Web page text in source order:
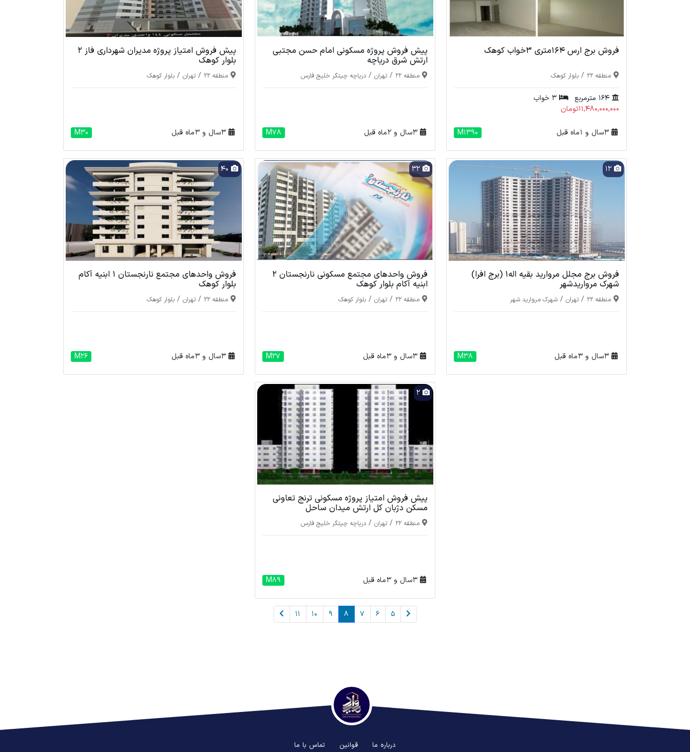
فروش برج ارس 164متری 3خواب کوهک
منطقه 22 / بلوار کوهک
11,480,000,000تومان
3 سال و 1 ماه قبل M1390
پیش فروش پروژه مسکونی امام حسن مجتبی
ارتش شرق دریاچه
منطقه 22 / تهران / دریاچه چیتگر خلیج فارس
3 سال و 2 ماه قبل M78
پیش فروش امتیاز پروژه مدیران شهرداری فاز 2
بلوار کوهک
منطقه 22 / تهران / بلوار کوهک
3 سال و 3 ماه قبل M30
فروش برج مجلل مروارید بقیه اله1 (برج افرا)
شهرک مرواریدشهر
منطقه 22 / تهران / شهرک مروارید شهر
3 سال و 3 ماه قبل M38
فروش واحدهای مجتمع مسکونی نارنجستان 2
ابنیه آکام بلوار کوهک
منطقه 22 / تهران / بلوار کوهک
3 سال و 3 ماه قبل M27
فروش واحدهای مجتمع نارنجستان 1 ابنیه آکام
بلوار کوهک
منطقه 22 / تهران / بلوار کوهک
3 سال و 3 ماه قبل M26
پیش فروش امتیاز پروژه مسکونی ترنج تعاونی
مسکن دژبان کل ارتش میدان ساحل
منطقه 22 / تهران / دریاچه چیتگر خلیج فارس
3 سال و 3 ماه قبل M89
5
6
7
8
9
10
11
درباره ما قوانین تماس با ما